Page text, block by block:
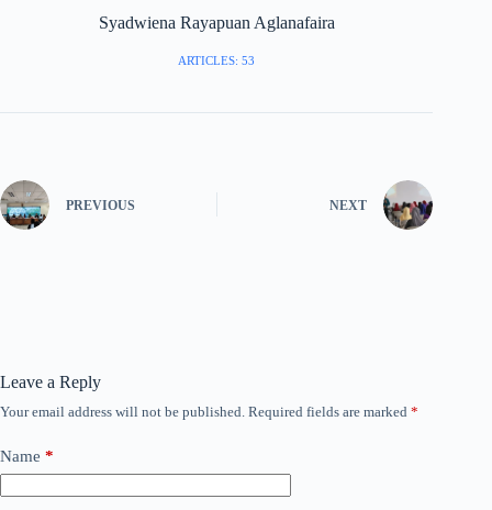
Syadwiena Rayapuan Aglanafaira
ARTICLES: 53
PREVIOUS NEXT
Leave a Reply
Your email address will not be published. Required fields are marked *
Name *